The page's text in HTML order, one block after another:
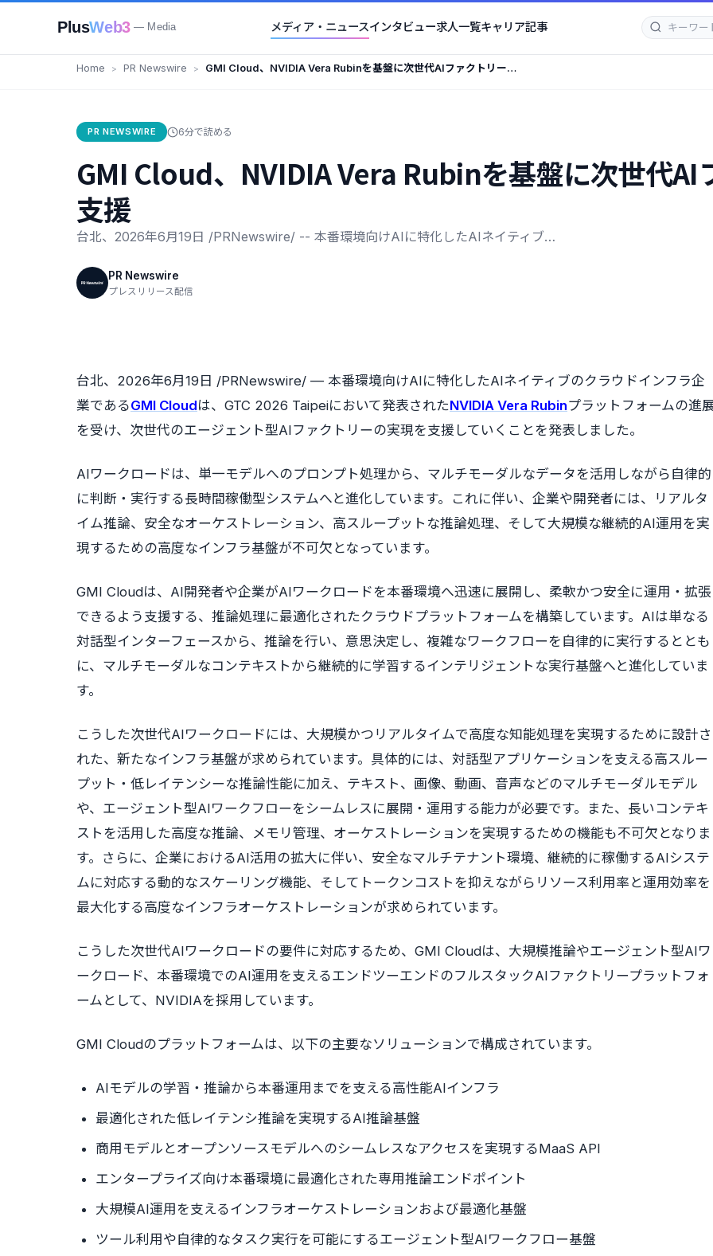
PlusWeb3 — Media メディア・ニュースインタビュー求人一覧キャリア記事
Home PR Newswire
GMI Cloud、NVIDIA Vera Rubinを基盤に次世代AIファクトリーの
PR NEWSWIRE 6分で読める
GMI Cloud、NVIDIA Vera Rubinを基盤に次世代AI
支援
台北、2026年6月19日 /PRNewswire/ -- 本番環境向けAIに特化したAIネイティブ…
PR Newswire
プレスリリース配信
台北、 2026年6月19日 /PRNewswire/ — 本番環境向けAIに特化したAIネイティブのクラウドインフラ企
業であるGMI Cloudは、GTC 2026 Taipeiにおいて発表されたNVIDIA Vera Rubinプラットフォームの進
を受け、次世代のエージェント型AIファクトリーの実現を支援していくことを発表しました。
AIワークロードは、単一モデルへのプロンプト処理から、マルチモーダルなデータを活用しながら自律的
に判断・実行する長時間稼働型システムへと進化しています。これに伴い、企業や開発者には、リアルタ
イム推論、安全なオーケストレーション、高スループットな推論処理、そして大規模な継続的AI運用を実
現するための高度なインフラ基盤が不可欠となっています。
GMI Cloudは、AI開発者や企業がAIワークロードを本番環境へ迅速に展開し、柔軟かつ安全に運用・拡張
できるよう支援する、推論処理に最適化されたクラウドプラットフォームを構築しています。AIは単なる
対話型インターフェースから、推論を行い、意思決定し、複雑なワークフローを自律的に実行するととも
に、マルチモーダルなコンテキストから継続的に学習するインテリジェントな実行基盤へと進化していま
す。
こうした次世代AIワークロードには、大規模かつリアルタイムで高度な知能処理を実現するために設計さ
れた、新たなインフラ基盤が求められています。具体的には、対話型アプリケーションを支える高スルー
プット・低レイテンシーな推論性能に加え、テキスト、画像、動画、音声などのマルチモーダルモデル
や、エージェント型AIワークフローをシームレスに展開・運用する能力が必要です。また、長いコンテキ
ストを活用した高度な推論、メモリ管理、オーケストレーションを実現するための機能も不可欠となりま
す。さらに、企業におけるAI活用の拡大に伴い、安全なマルチテナント環境、継続的に稼働するAIシステ
ムに対応する動的なスケーリング機能、そしてトークンコストを抑えながらリソース利用率と運用効率を
最大化する高度なインフラオーケストレーションが求められています。
こうした次世代AIワークロードの要件に対応するため、GMI Cloudは、大規模推論やエージェント型AIワ
ークロード、本番環境でのAI運用を支えるエンドツーエンドのフルスタックAIファクトリープラットフォ
ームとして、NVIDIAを採用しています。
GMI Cloudのプラットフォームは、以下の主要なソリューションで構成されています。
AIモデルの学習・推論から本番運用までを支える高性能AIインフラ
最適化された低レイテンシ推論を実現するAI推論基盤
商用モデルとオープンソースモデルへのシームレスなアクセスを実現するMaaS API
エンタープライズ向け本番環境に最適化された専用推論エンドポイント
大規模AI運用を支えるインフラオーケストレーションおよび最適化基盤
ツール利用や自律的なタスク実行を可能にするエージェント型AIワークフロー基盤